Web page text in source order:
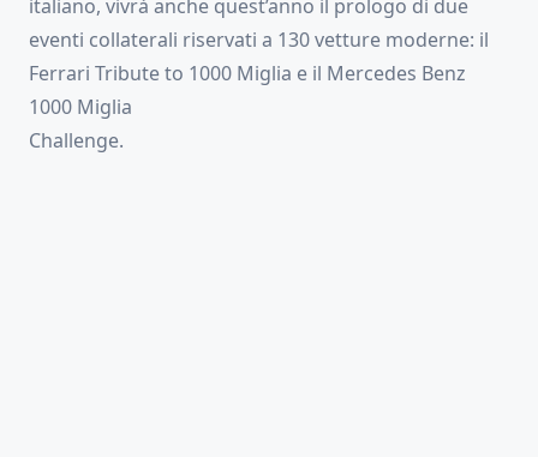
italiano, vivrà anche quest’anno il prologo di due
eventi collaterali riservati a 130 vetture moderne: il
Ferrari Tribute to 1000 Miglia e il Mercedes Benz
1000 Miglia
Challenge.